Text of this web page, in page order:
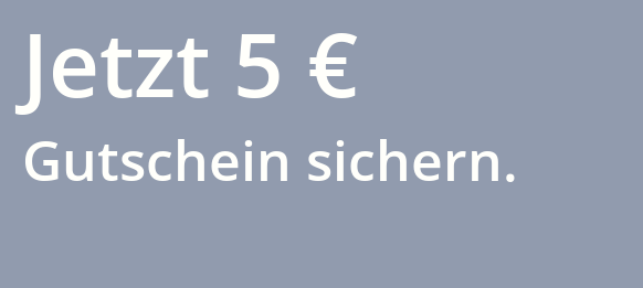
Jetzt 5 €
Gutschein sichern.